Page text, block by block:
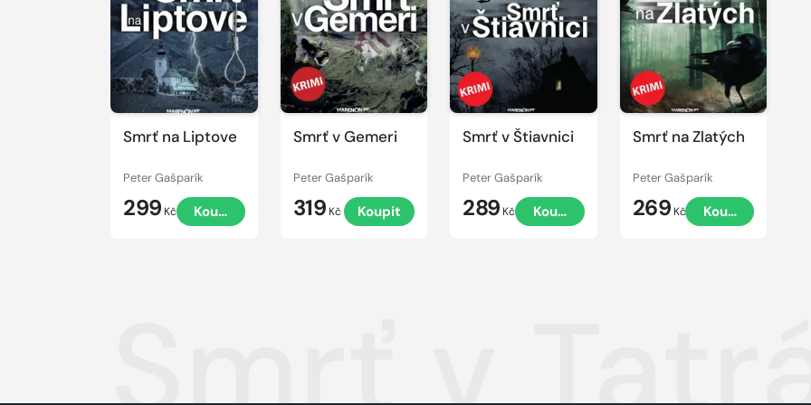
Smrť na Liptove
Peter Gašparík
299 Kč Koupit
Smrť v Gemeri
Peter Gašparík
319 Kč Koupit
Smrť v Štiavnici
Peter Gašparík
289 Kč Koupit
Smrť na Zlatých
Peter Gašparík
269 Kč Koupit
Smrť v